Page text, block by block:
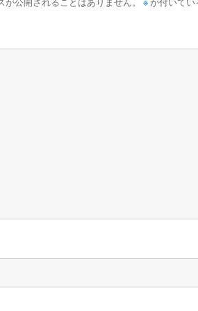
が公開されることはありません。 ※ が付いて